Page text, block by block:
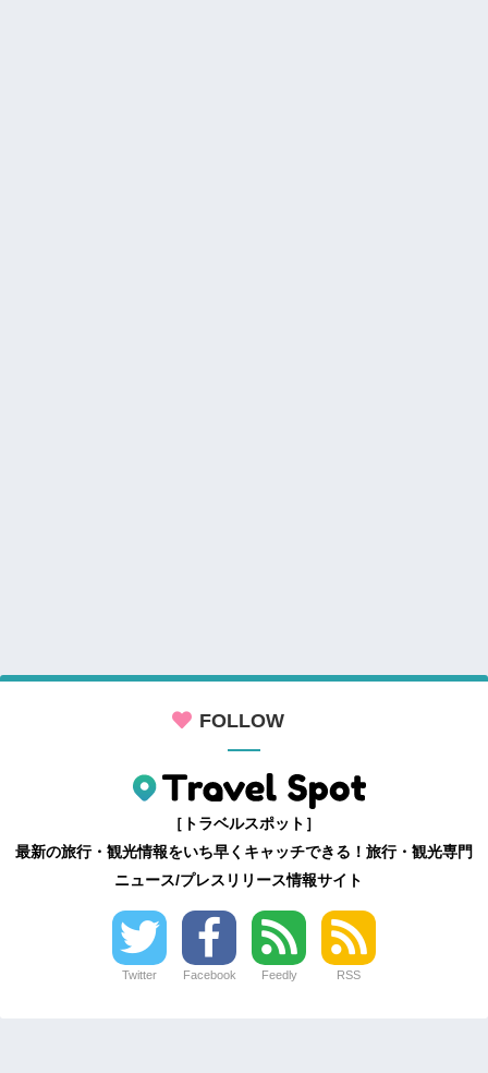
FOLLOW
［トラベルスポット］
最新の旅行・観光情報をいち早くキャッチできる！旅行・観光専門
ニュース/プレスリリース情報サイト
Twitter Facebook Feedly RSS